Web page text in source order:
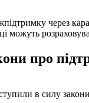
можуть
про
в силу